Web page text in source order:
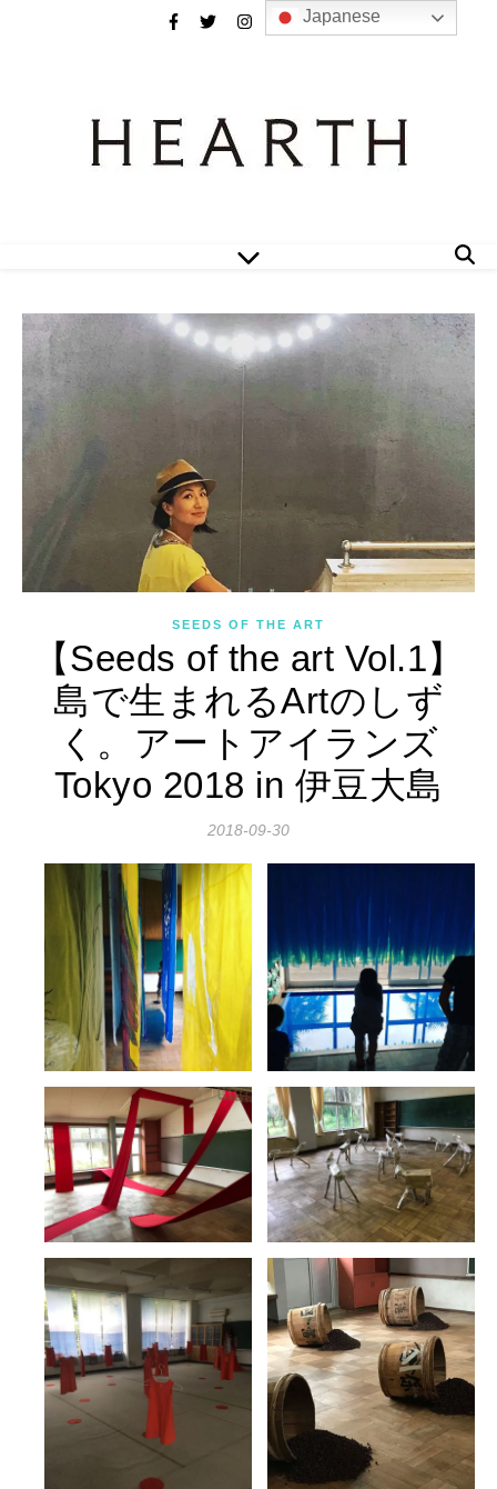
SEEDS OF THE ART
【Seeds of the art Vol.1】
島で生まれるArtのしず
く。アートアイランズ
Tokyo 2018 in 伊豆大島
2018-09-30
Japanese